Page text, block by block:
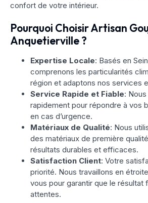
confort de votre intérieur.
Pourquoi Choisir Artisan
Anquetierville ?
Expertise Locale: Basés en
comprenons les particularités
région et adaptons nos services
Service Rapide et Fiable:
rapidement pour répondre à vos
en cas d’urgence.
Matériaux de Qualité: Nous
des matériaux de première
résultats durables et efficaces.
Satisfaction Client: Votre
priorité. Nous travaillons en
vous pour garantir que le résultat
attentes.